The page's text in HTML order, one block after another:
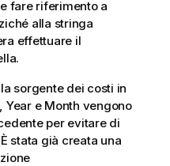
fare riferimento a
alla stringa
effettuare il
sorgente dei costi in
Yeare Month vengono
per evitare di
stata già creata una